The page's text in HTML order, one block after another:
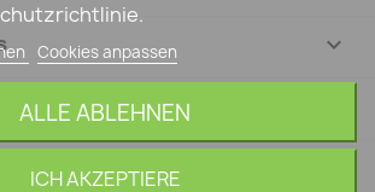

Cookies anpassen
ALLE ABLEHNEN
ICH AKZEPTIERE